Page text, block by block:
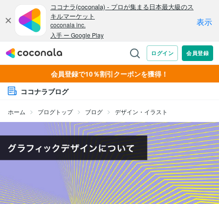
会員登録で10％割引クーポンを獲得！
ココナラブログ
ホーム ブログトップ ブログ デザイン・イラスト